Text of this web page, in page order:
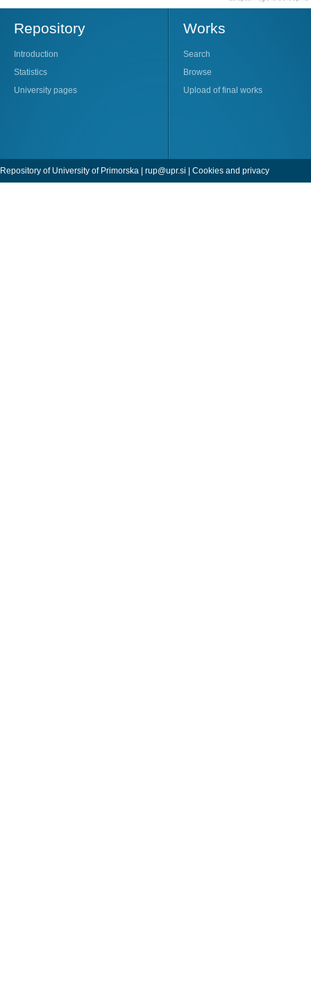
Repository
Introduction
Statistics
University pages
Works
Search
Browse
Upload of final works
Repository of University of Primorska | rup@upr.si | Cookies and privacy